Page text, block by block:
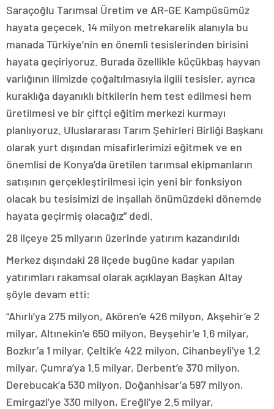
Saraçoğlu Tarımsal Üretim ve AR-GE Kampüsümüz
hayata geçecek. 14 milyon metrekarelik alanıyla bu
manada Türkiye’nin en önemli tesislerinden birisini
hayata geçiriyoruz. Burada özellikle küçükbaş hayvan
varlığının ilimizde çoğaltılmasıyla ilgili tesisler, ayrıca
kuraklığa dayanıklı bitkilerin hem test edilmesi hem
üretilmesi ve bir çiftçi eğitim merkezi kurmayı
planlıyoruz. Uluslararası Tarım Şehirleri Birliği Başkanı
olarak yurt dışından misafirlerimizi eğitmek ve en
önemlisi de Konya’da üretilen tarımsal ekipmanların
satışının gerçekleştirilmesi için yeni bir fonksiyon
olacak bu tesisimizi de inşallah önümüzdeki dönemde
hayata geçirmiş olacağız” dedi.
28 ilçeye 25 milyarın üzerinde yatırım kazandırıldı
Merkez dışındaki 28 ilçede bugüne kadar yapılan
yatırımları rakamsal olarak açıklayan Başkan Altay
şöyle devam etti:
“Ahırlı’ya 275 milyon, Akören’e 426 milyon, Akşehir’e 2
milyar, Altınekin’e 650 milyon, Beyşehir’e 1.6 milyar,
Bozkır’a 1 milyar, Çeltik’e 422 milyon, Cihanbeyli’ye 1.2
milyar, Çumra’ya 1.5 milyar, Derbent’e 370 milyon,
Derebucak’a 530 milyon, Doğanhisar’a 597 milyon,
Emirgazi’ye 330 milyon, Ereğli’ye 2.5 milyar,